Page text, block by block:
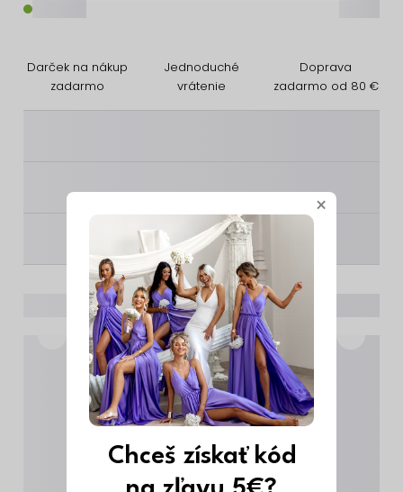
Darček na nákup
zadarmo
Jednoduché
vrátenie
Doprava
zadarmo od 80 €
________
×
Chceš získať kód